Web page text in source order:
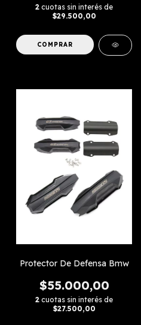
2 cuotas sin interés de
$29.500,00
Protector De Defensa Bmw
$55.000,00
2 cuotas sin interés de
$27.500,00